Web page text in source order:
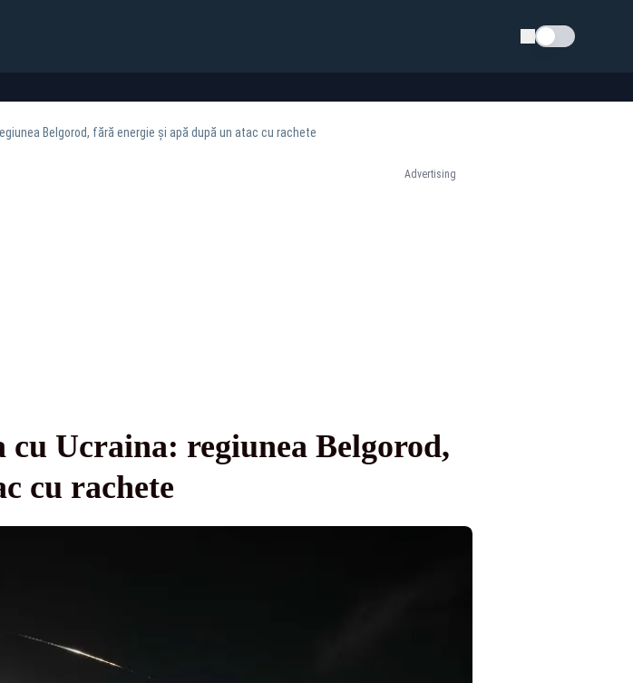
Schimba tema
Belgorod, fără energie și apă după un atac cu rachete
Advertising
Ucraina: regiunea Belgorod,
cu rachete